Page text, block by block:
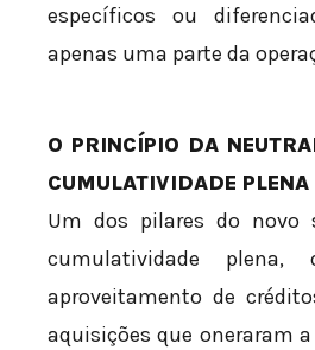
específicos ou
apenas uma parte da
O PRINCÍPIO DA
CUMULATIVIDADE PLENA
Um dos pilares do novo
cumulatividade
aproveitamento de
aquisições que oneraram